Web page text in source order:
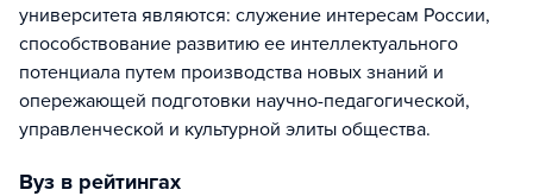
университета являются: служение интересам России,
способствование развитию ее интеллектуального
потенциала путем производства новых знаний и
опережающей подготовки научно-педагогической,
управленческой и культурной элиты общества.
Вуз в рейтингах